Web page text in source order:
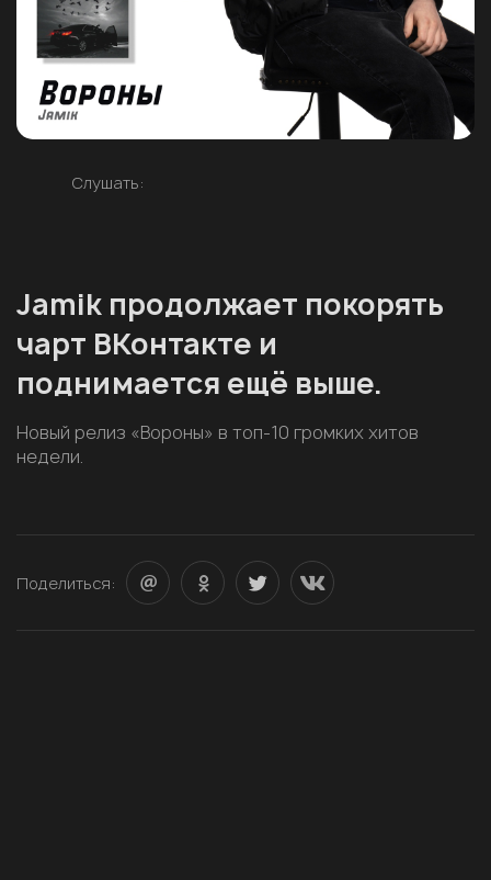
Слушать:
Jamik продолжает покорять
чарт ВКонтакте и
поднимается ещё выше.
Новый релиз «Вороны» в топ-10 громких хитов
недели.
Поделиться: